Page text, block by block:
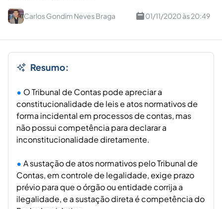
Carlos Gondim Neves Braga 01/11/2020 às 20:49
Resumo:
O Tribunal de Contas pode apreciar a
constitucionalidade de leis e atos normativos de
forma incidental em processos de contas, mas
não possui competência para declarar a
inconstitucionalidade diretamente.
A sustação de atos normativos pelo Tribunal de
Contas, em controle de legalidade, exige prazo
prévio para que o órgão ou entidade corrija a
ilegalidade, e a sustação direta é competência do